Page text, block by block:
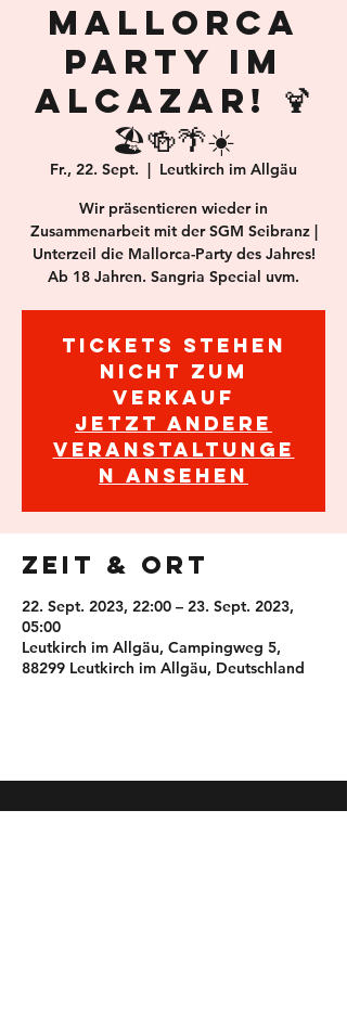
Mallorca
Party im
Alcazar! 🍹
🏖️🍻🌴☀️
Fr., 22. Sept.
  |
Leutkirch im Allgäu
Wir präsentieren wieder in
Zusammenarbeit mit der SGM Seibranz |
Unterzeil die Mallorca-Party des Jahres!
Ab 18 Jahren. Sangria Special uvm.
Tickets stehen
nicht zum
Verkauf
Jetzt andere
Veranstaltunge
n ansehen
Zeit & Ort
22. Sept. 2023, 22:00 – 23. Sept. 2023,
05:00
Leutkirch im Allgäu, Campingweg 5,
88299 Leutkirch im Allgäu, Deutschland